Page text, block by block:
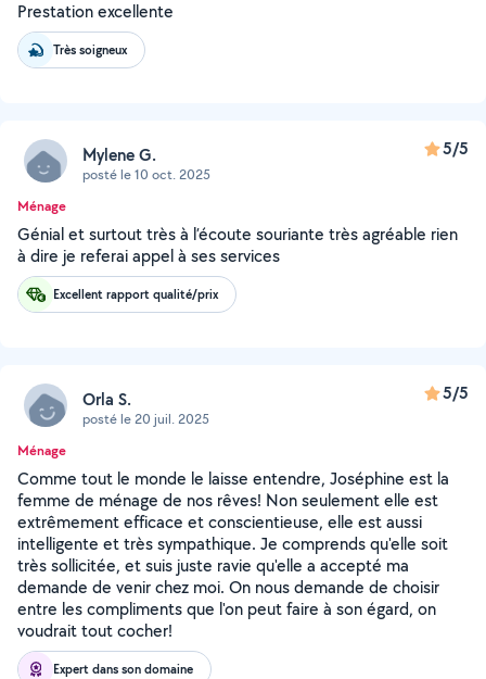
Prestation excellente
Très soigneux
Mylene G.
posté le 10 oct. 2025
5/5
Ménage
Génial et surtout très à l’écoute souriante très agréable rien
à dire je referai appel à ses services
Excellent rapport qualité/prix
Orla S.
posté le 20 juil. 2025
5/5
Ménage
Comme tout le monde le laisse entendre, Joséphine est la
femme de ménage de nos rêves! Non seulement elle est
extrêmement efficace et conscientieuse, elle est aussi
intelligente et très sympathique. Je comprends qu'elle soit
très sollicitée, et suis juste ravie qu'elle a accepté ma
demande de venir chez moi. On nous demande de choisir
entre les compliments que l'on peut faire à son égard, on
voudrait tout cocher!
Expert dans son domaine